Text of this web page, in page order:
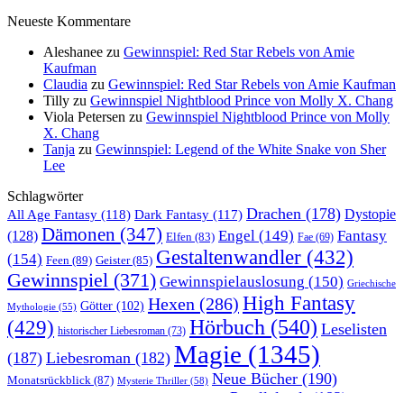
Neueste Kommentare
Aleshanee zu Gewinnspiel: Red Star Rebels von Amie
Kaufman
Claudia zu Gewinnspiel: Red Star Rebels von Amie Kaufman
Tilly zu Gewinnspiel Nightblood Prince von Molly X. Chang
Viola Petersen zu Gewinnspiel Nightblood Prince von Molly
X. Chang
Tanja zu Gewinnspiel: Legend of the White Snake von Sher
Lee
Schlagwörter
All Age Fantasy (118) Dark Fantasy (117) Drachen (178) Dystopie
(128) Dämonen (347) Elfen (83) Engel (149) Fae (69) Fantasy
(154) Feen (89) Geister(85) Gestaltenwandler (432)
Gewinnspiel (371) Gewinnspielauslosung (150) Griechische
Mythologie (55) Götter (102) Hexen (286) High Fantasy
(429) historischer Liebesroman (73) Hörbuch (540) Leselisten
(187) Liebesroman (182) Magie (1345)
Monatsrückblick (87) Mysterie Thriller (58) Neue Bücher (190)